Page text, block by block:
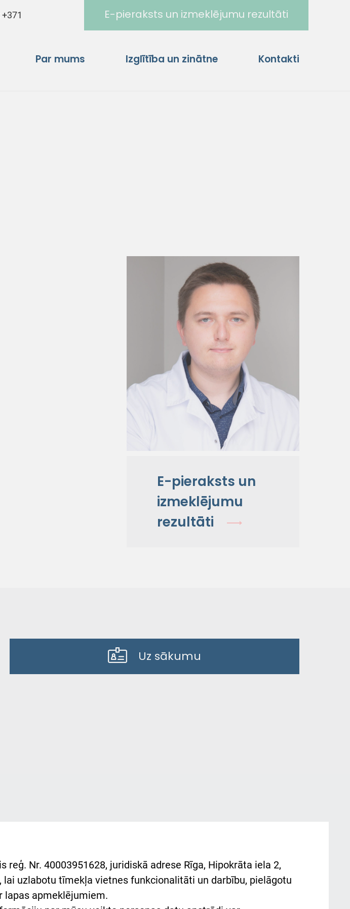
+371
E-pieraksts un izmeklējumu rezultāti
Par mums Izglītība un zinātne Kontakti
E-pieraksts un
izmeklējumu
rezultāti
Uz sākumu
Nr. 40003951628, juridiskā adrese Rīga, Hipokrāta iela 2,
uzlabotu tīmekļa vietnes funkcionalitāti un darbību, pielāgotu
lapas apmeklējumiem.